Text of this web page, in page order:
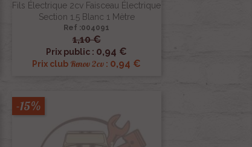
Fils Électrique 2cv Faisceau Électrique
Section 1.5 Blanc 1 Mètre
Ref :004091
1,10 €
Prix public : 0,94 €
Prix club Renov 2cv : 0,94 €
 Aperçu rapide
-15%